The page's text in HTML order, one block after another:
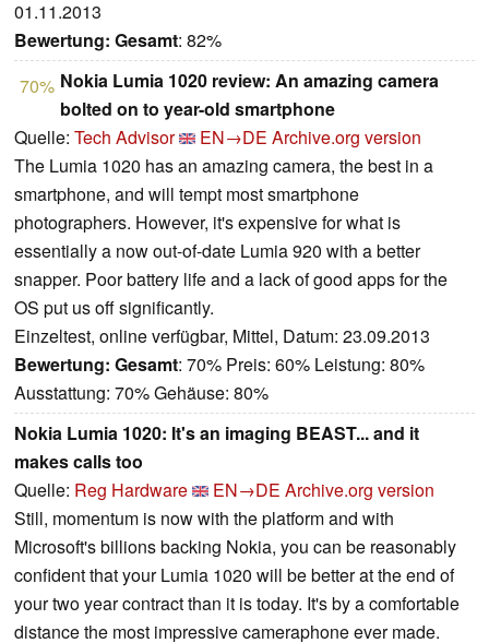
01.11.2013
Bewertung: Gesamt: 82%
70% Nokia Lumia 1020 review: An amazing camera
bolted on to year-old smartphone
Quelle: Tech Advisor EN→DE Archive.org version
The Lumia 1020 has an amazing camera, the best in a
smartphone, and will tempt most smartphone
photographers. However, it's expensive for what is
essentially a now out-of-date Lumia 920 with a better
snapper. Poor battery life and a lack of good apps for the
OS put us off significantly.
Einzeltest, online verfügbar, Mittel, Datum: 23.09.2013
Bewertung: Gesamt: 70% Preis: 60% Leistung: 80%
Ausstattung: 70% Gehäuse: 80%
Nokia Lumia 1020: It's an imaging BEAST... and it
makes calls too
Quelle: Reg Hardware EN→DE Archive.org version
Still, momentum is now with the platform and with
Microsoft's billions backing Nokia, you can be reasonably
confident that your Lumia 1020 will be better at the end of
your two year contract than it is today. It's by a comfortable
distance the most impressive cameraphone ever made.